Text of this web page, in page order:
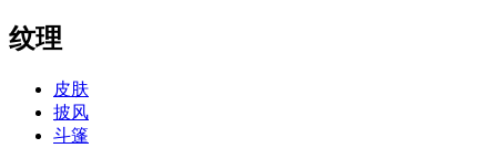
纹理
皮肤
披风
斗篷